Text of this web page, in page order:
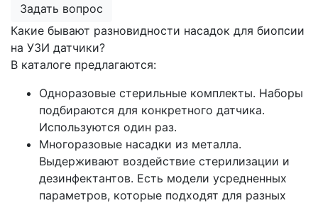
Задать вопрос
Какие бывают разновидности насадок для биопсии
на УЗИ датчики?
В каталоге предлагаются:
Одноразовые стерильные комплекты. Наборы
подбираются для конкретного датчика.
Используются один раз.
Многоразовые насадки из металла.
Выдерживают воздействие стерилизации и
дезинфектантов. Есть модели усредненных
параметров, которые подходят для разных